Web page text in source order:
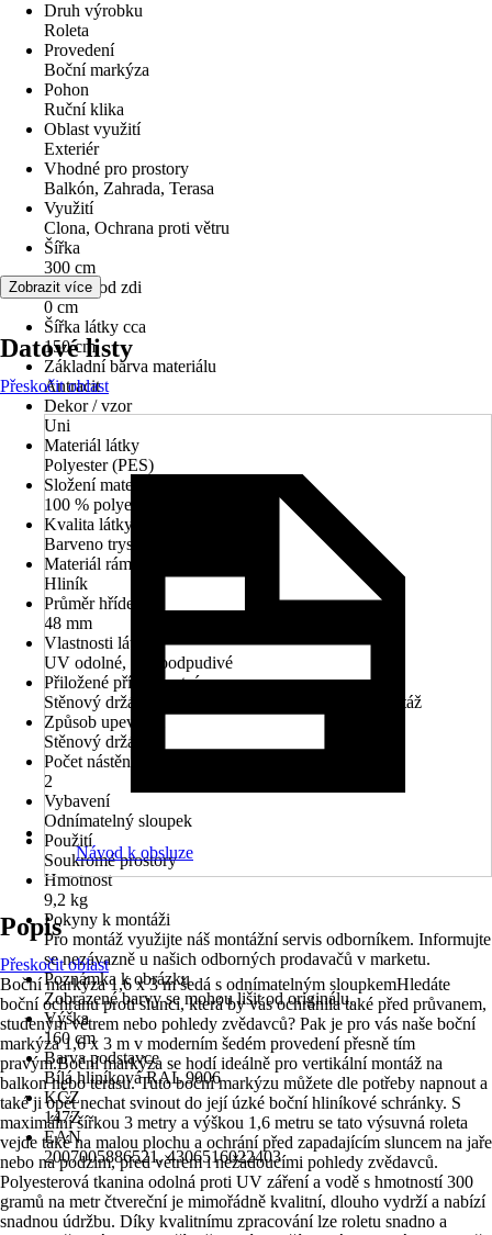
Druh výrobku
Roleta
Provedení
Boční markýza
Pohon
Ruční klika
Oblast využití
Exteriér
Vhodné pro prostory
Balkón, Zahrada, Terasa
Využití
Clona, Ochrana proti větru
Šířka
300 cm
Odstup od zdi
0 cm
Šířka látky cca
150 cm
Základní barva materiálu
Antracit
Dekor / vzor
Uni
Materiál látky
Polyester (PES)
Složení materiálu
100 % polyester
Kvalita látky
Barveno tryskou cca 300 g/m²
Materiál rámu
Hliník
Průměr hřídele
48 mm
Vlastnosti látky
UV odolné, Vodoodpudivé
Přiložené příslušenství
Stěnový držák, Dodatečný sloupek pro volnou montáž
Způsob upevnění
Stěnový držák
Počet nástěnných/ stropních držáků
2
Vybavení
Odnímatelný sloupek
Použití
Soukromé prostory
Hmotnost
9,2 kg
Pokyny k montáži
Pro montáž využijte náš montážní servis odborníkem. Informujte
se nezávazně u našich odborných prodavačů v marketu.
Poznámka k obrázku
Zobrazené barvy se mohou lišit od originálu.
Výška
160 cm
Barva podstavce
Bílá hliníková RAL 9006
KČZ
147Z
EAN
2007005886521, 4306516022403
Zobrazit více
Datové listy
Přeskočit oblast
Návod k obsluze
Popis
Přeskočit oblast
Boční markýza 1,6 x 3 m šedá s odnímatelným sloupkemHledáte
boční ochranu proti slunci, která by vás ochránila také před průvanem,
studeným větrem nebo pohledy zvědavců? Pak je pro vás naše boční
markýza 1,6 x 3 m v moderním šedém provedení přesně tím
pravým.Boční markýza se hodí ideálně pro vertikální montáž na
balkon nebo terasu. Tuto boční markýzu můžete dle potřeby napnout a
také ji opět nechat svinout do její úzké boční hliníkové schránky. S
maximální šířkou 3 metry a výškou 1,6 metru se tato výsuvná roleta
vejde také na malou plochu a ochrání před zapadajícím sluncem na jaře
nebo na podzim, před větrem i nežádoucími pohledy zvědavců.
Polyesterová tkanina odolná proti UV záření a vodě s hmotností 300
gramů na metr čtvereční je mimořádně kvalitní, dlouho vydrží a nabízí
snadnou údržbu. Díky kvalitnímu zpracování lze roletu snadno a